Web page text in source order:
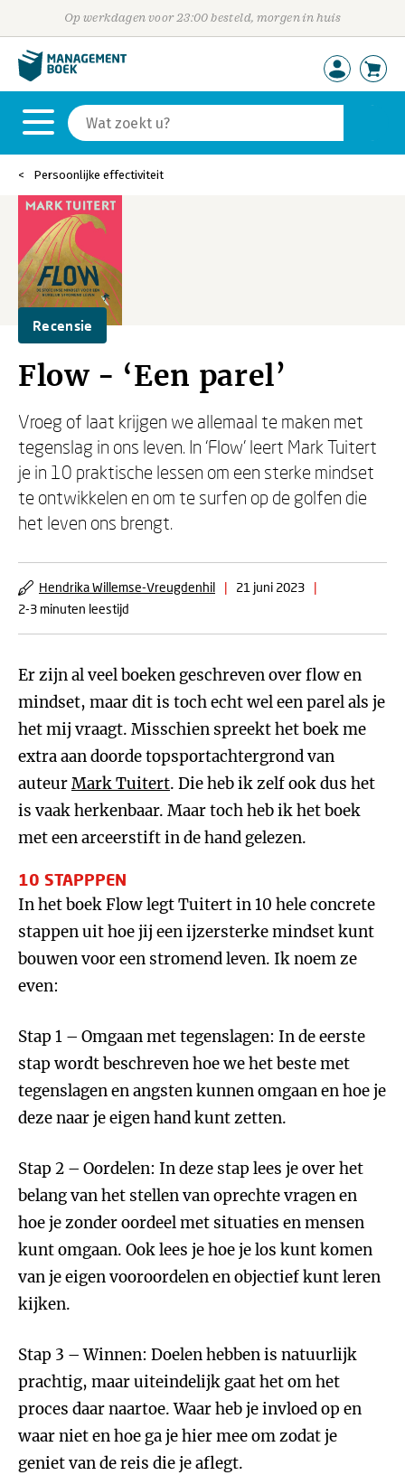
Op werkdagen voor 23:00 besteld, morgen in huis
Persoonlijke effectiviteit
Recensie
Flow - ‘Een parel’
Vroeg of laat krijgen we allemaal te maken met
tegenslag in ons leven. In ‘Flow’ leert Mark Tuitert
je in 10 praktische lessen om een sterke mindset
te ontwikkelen en om te surfen op de golfen die
het leven ons brengt.
Hendrika Willemse-Vreugdenhil | 21 juni 2023
|
2-3 minuten leestijd
Er zijn al veel boeken geschreven over flow en
mindset, maar dit is toch echt wel een parel als je
het mij vraagt. Misschien spreekt het boek me
extra aan doorde topsportachtergrond van
auteurMark Tuitert. Die heb ik zelf ook dus het
is vaak herkenbaar. Maar toch heb ik het boek
met een arceerstift in de hand gelezen.
10 STAPPPEN
In het boek Flow legt Tuitert in 10 hele concrete
stappen uit hoe jij een ijzersterke mindset kunt
bouwen voor een stromend leven. Ik noem ze
even:
Stap 1 – Omgaan met tegenslagen: In de eerste
stap wordt beschreven hoe we het beste met
tegenslagen en angsten kunnen omgaan en hoe je
deze naar je eigen hand kunt zetten.
Stap 2 – Oordelen: In deze stap lees je over het
belang van het stellen van oprechte vragen en
hoe je zonder oordeel met situaties en mensen
kunt omgaan. Ook lees je hoe je los kunt komen
van je eigen vooroordelen en objectief kunt leren
kijken.
Stap 3 – Winnen: Doelen hebben is natuurlijk
prachtig, maar uiteindelijk gaat het om het
proces daar naartoe. Waar heb je invloed op en
waar niet en hoe ga je hier mee om zodat je
geniet van de reis die je aflegt.